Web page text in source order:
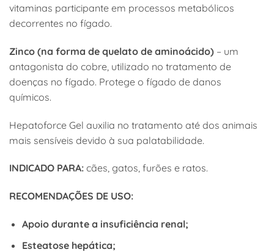
vitaminas participante em processos metabólicos
decorrentes no fígado.
Zinco (na forma de quelato de aminoácido) – um
antagonista do cobre, utilizado no tratamento de
doenças no fígado. Protege o fígado de danos
químicos.
Hepatoforce Gel auxilia no tratamento até dos animais
mais sensíveis devido à sua palatabilidade.
INDICADO PARA: cães, gatos, furões e ratos.
RECOMENDAÇÕES DE USO:
Apoio durante a insuficiência renal;
Esteatose hepática;